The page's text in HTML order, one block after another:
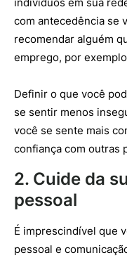
com antecedência se
recomendar alguém
emprego, por
Definir o que você
se sentir menos
você se sente mais
confiança com outras
2. Cuide da
pessoal
É imprescindível que
pessoal e